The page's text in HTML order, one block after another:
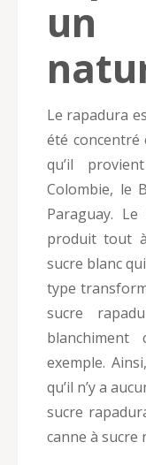
un
Le rapadura
été concentré
qu’il
Colombie, le
Paraguay.
produit tout
sucre blanc
type
sucre
exemple.
qu’il n’y a
sucre
canne à sucre